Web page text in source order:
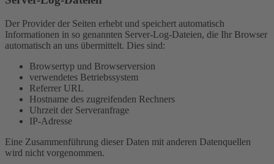
Der Provider der Seiten erhebt und speichert automatisch
Informationen in so genannten Server-Log-Dateien, die Ihr Browser
automatisch an uns übermittelt. Dies sind:
Browsertyp und Browserversion
verwendetes Betriebssystem
Referrer URL
Hostname des zugreifenden Rechners
Uhrzeit der Serveranfrage
IP-Adresse
Eine Zusammenführung dieser Daten mit anderen Datenquellen
wird nicht vorgenommen.